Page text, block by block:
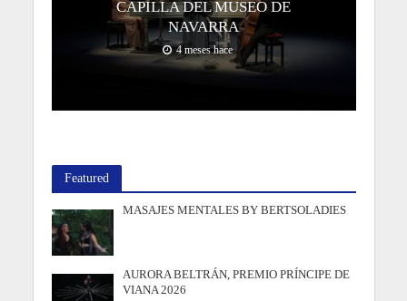
CAPILLA DEL MUSEO DE
NAVARRA
4 meses hace
Featured
MASAJES MENTALES BY BERTSOLADIES
AURORA BELTRÁN, PREMIO PRÍNCIPE DE
VIANA 2026